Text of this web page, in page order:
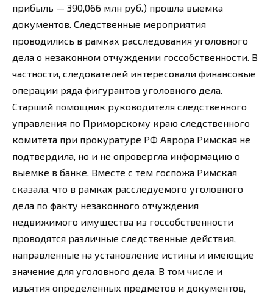
прибыль — 390,066 млн руб.) прошла выемка
документов. Следственные мероприятия
проводились в рамках расследования уголовного
дела о незаконном отчуждении госсобственности. В
частности, следователей интересовали финансовые
операции ряда фигурантов уголовного дела.
Старший помощник руководителя следственного
управления по Приморскому краю следственного
комитета при прокуратуре РФ Аврора Римская не
подтвердила, но и не опровергла информацию о
выемке в банке. Вместе с тем госпожа Римская
сказала, что в рамках расследуемого уголовного
дела по факту незаконного отчуждения
недвижимого имущества из госсобственности
проводятся различные следственные действия,
направленные на установление истины и имеющие
значение для уголовного дела. В том числе и
изъятия определенных предметов и документов,